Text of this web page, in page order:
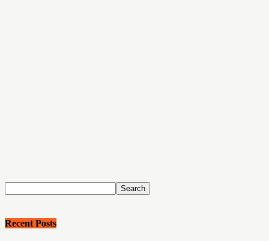
Recent Posts